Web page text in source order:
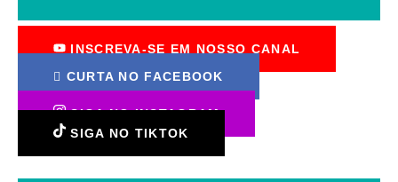
INSCREVA-SE EM NOSSO CANAL
CURTA NO FACEBOOK
SIGA NO INSTAGRAM
SIGA NO TIKTOK